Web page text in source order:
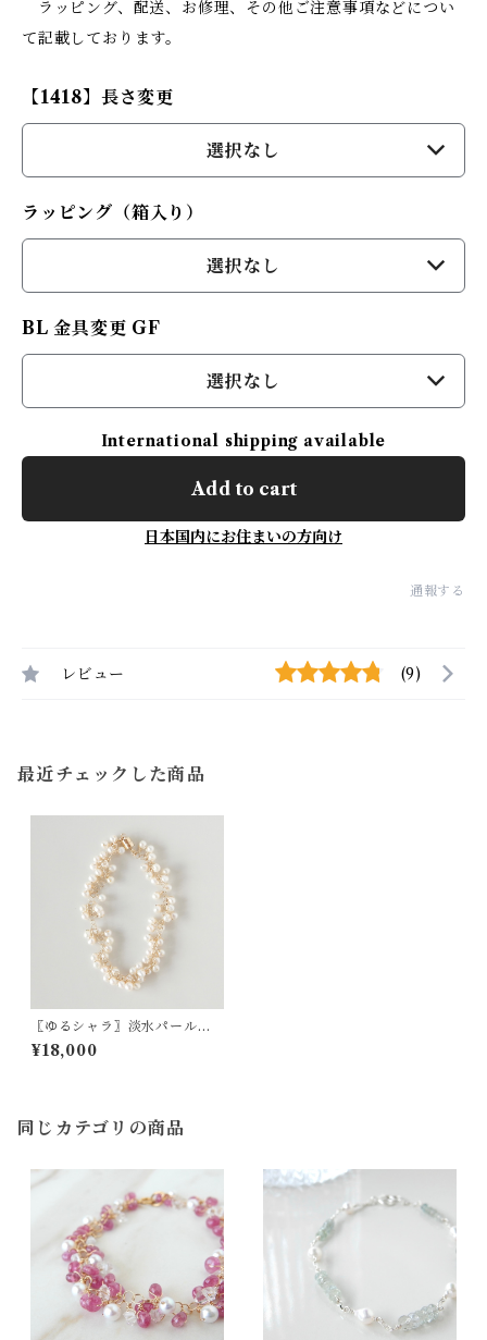
ラッピング、配送、お修理、その他ご注意事項などについ
て記載しております。
【1418】長さ変更
選択なし
ラッピング（箱入り）
選択なし
BL 金具変更 GF
選択なし
International shipping available
Add to cart
日本国内にお住まいの方向け
通報する
レビュー (9)
最近チェックした商品
〖ゆるシャラ〗淡水パールブ
レスレット 14kgf【1418】
¥18,000
同じカテゴリの商品